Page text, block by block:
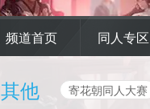
频道首页 同人专区
其他 寄花朝同人大赛